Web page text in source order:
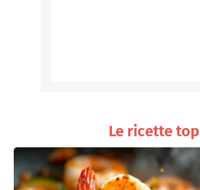
Le ricette top